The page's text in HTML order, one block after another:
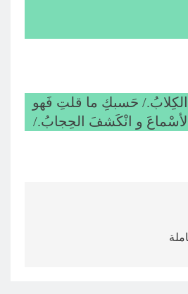
الكِلابُ./ حَسبكِ ما قلتِ فَهو
و انْكَشفَ الحِجابُ./